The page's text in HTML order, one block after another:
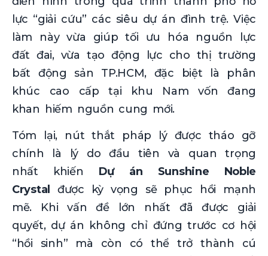
lực “giải cứu” các siêu dự án đình trệ. Việc
làm này vừa giúp tối ưu hóa nguồn lực
đất đai, vừa tạo động lực cho thị trường
bất động sản TP.HCM, đặc biệt là phân
khúc cao cấp tại khu Nam vốn đang
khan hiếm nguồn cung mới.
Tóm lại, nút thắt pháp lý được tháo gỡ
chính là lý do đầu tiên và quan trọng
nhất khiến Dự án Sunshine Noble
Crystal
được kỳ vọng sẽ phục hồi mạnh
mẽ. Khi vấn đề lớn nhất đã được giải
quyết, dự án không chỉ đứng trước cơ hội
“hồi sinh” mà còn có thể trở thành cú